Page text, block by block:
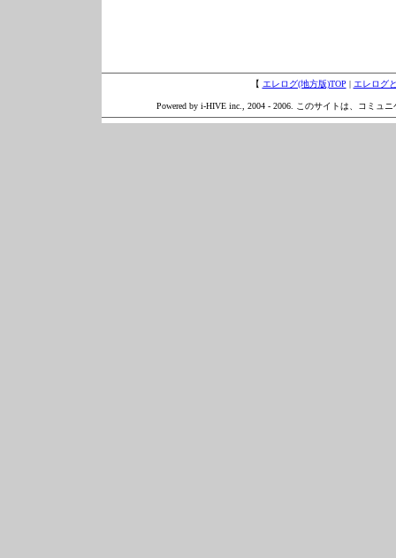
【 エレログ(地方版)TOP | エレログ
Powered by i-HIVE inc., 2004 - 2006. このサイトは、コミュ